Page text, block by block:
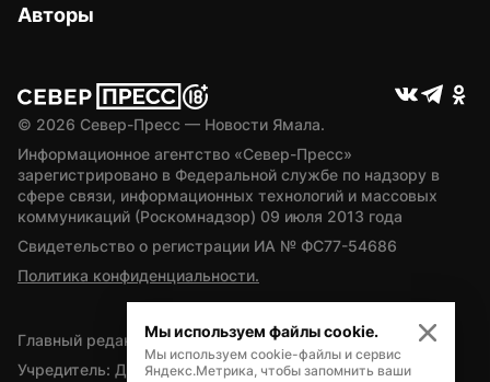
Авторы
© 2026 Север-Пресс — Новости Ямала.
Информационное агентство «Север-Пресс»
зарегистрировано в Федеральной службе по надзору в
сфере связи, информационных технологий и массовых
коммуникаций (Роскомнадзор) 09 июля 2013 года
Свидетельство о регистрации ИА № ФС77-54686
Политика конфиденциальности.
Главный редактор — А.Л. Поздеев
Учредитель: Департамент внутренней политики Ямало-
Мы используем файлы cookie.
Мы используем cookie-файлы и сервис
Яндекс.Метрика, чтобы запомнить ваши